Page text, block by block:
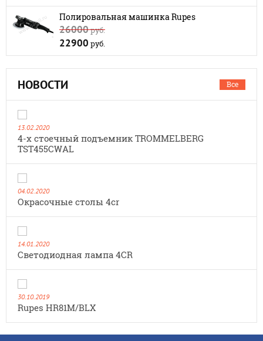
Полировальная машинка Rupes
26000руб.
22900 руб.
НОВОСТИ Все
13.02.2020
4-х стоечный подъемник TROMMELBERG
TST455CWAL
04.02.2020
Окрасочные столы 4cr
14.01.2020
Cветодиодная лампа 4CR
30.10.2019
Rupes HR81M/BLX